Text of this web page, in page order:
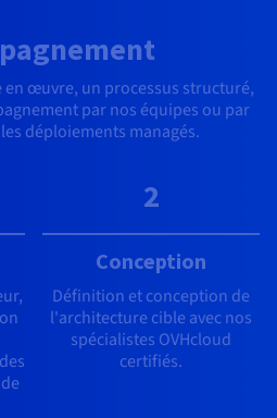
en œuvre, un processus structuré,
par nos équipes ou par
déploiements managés.
2
Conception
Définition et conception de
l'architecture cible avec nos
spécialistes OVHcloud
certifiés.